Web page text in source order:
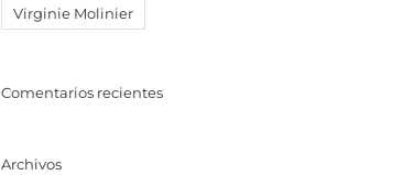
Virginie Molinier
Comentarios recientes
Archivos